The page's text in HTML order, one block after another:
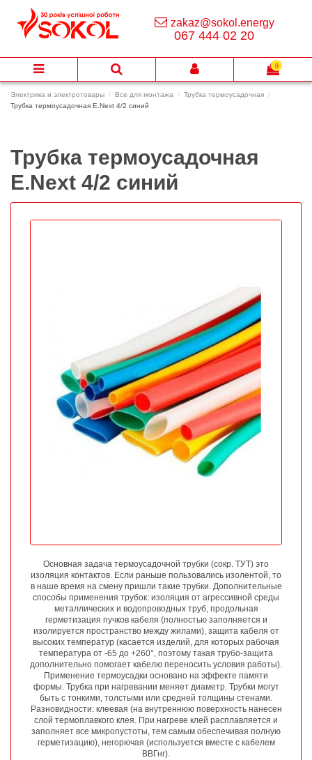
Электрика и электротовары Все для монтажа
Трубка термоусадочная
Трубка термоусадочная E.Next 4/2 синий
Трубка термоусадочная
E.Next 4/2 синий
Основная задача термоусадочной трубки (сокр. ТУТ) это
изоляция контактов. Если раньше пользовались изолентой, то
в наше время на смену пришли такие трубки. Дополнительные
способы применения трубок: изоляция от агрессивной среды
металлических и водопроводных труб, продольная
герметизация пучков кабеля (полностью заполняется и
изолируется пространство между жилами), защита кабеля от
высоких температур (касается изделий, для которых рабочая
температура от -65 до +260°, поэтому такая трубо-защита
дополнительно помогает кабелю переносить условия работы).
Применение термоусадки основано на эффекте памяти
формы. Трубка при нагревании меняет диаметр. Трубки могут
быть с тонкими, толстыми или средней толщины стенами.
Разновидности: клеевая (на внутреннюю поверхность нанесен
слой термоплавкого клея. При нагреве клей расплавляется и
заполняет все микропустоты, тем самым обеспечивая полную
герметизацию), негорючая (используется вместе с кабелем
ВВГнг).
zakaz@sokol.energy
067 444 02 20
0